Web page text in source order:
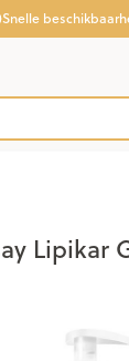
Snelle
Lipikar